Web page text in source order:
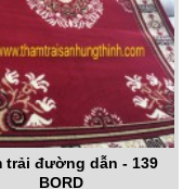
trải đường dẫn - 139
BORD